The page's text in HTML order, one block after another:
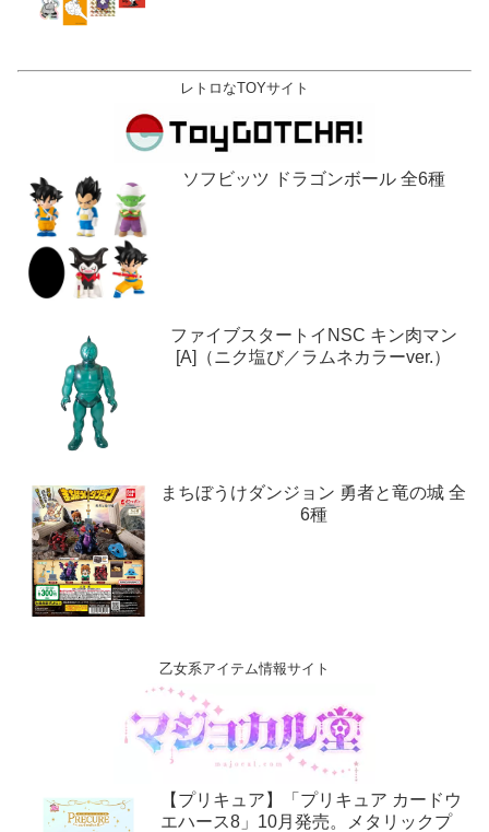
レトロなTOYサイト
ソフビッツ ドラゴンボール 全6種
ファイブスタートイNSC キン肉マン
[A]（ニク塩び／ラムネカラーver.）
まちぼうけダンジョン 勇者と竜の城 全
6種
乙女系アイテム情報サイト
【プリキュア】「プリキュア カードウ
エハース8」10月発売。メタリックプ